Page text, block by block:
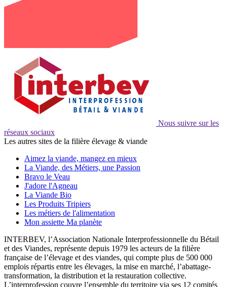
Nous suivre sur les
réseaux sociaux
Les autres sites de la filière élevage & viande
Aimez la viande, mangez en mieux
La Viande, des Métiers, une Passion
Bravo le Veau
J'adore l'Agneau
La Viande Bio
Les Produits Tripiers
Les métiers de l'alimentation
Mon assiette Ma planète
INTERBEV, l’Association Nationale Interprofessionnelle du Bétail
et des Viandes, représente depuis 1979 les acteurs de la filière
française de l’élevage et des viandes, qui compte plus de 500 000
emplois répartis entre les élevages, la mise en marché, l’abattage-
transformation, la distribution et la restauration collective.
L’interprofession couvre l’ensemble du territoire via ses 12 comités